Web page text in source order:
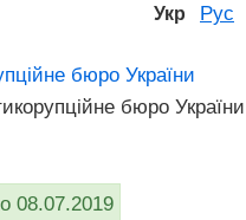
Укр Рус
бюро України
бюро України
08.07.2019